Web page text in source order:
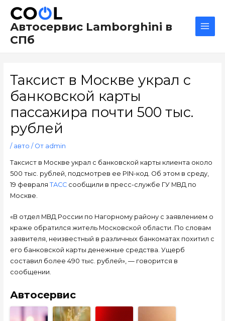
содержимому
Автосервис Lamborghini в
СПб
Таксист в Москве украл с
банковской карты
пассажира почти 500 тыс.
рублей
/ авто / От admin
Таксист в Москве украл с банковской карты клиента около
500 тыс. рублей, подсмотрев ее PIN-код. Об этом в среду,
19 февраля ТАССсообщили в пресс-службе ГУ МВД по
Москве.
«В отдел МВД России по Нагорному району с заявлением о
краже обратился житель Московской области. По словам
заявителя, неизвестный в различных банкоматах похитил с
его банковской карты денежные средства. Ущерб
составил более 490 тыс. рублей», — говорится в
сообщении.
Автосервис
по
записям